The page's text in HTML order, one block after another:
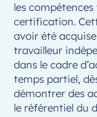
les
certification.
avoir été
travailleur
dans le cadre
temps partiel,
démontrer des
le référentiel du